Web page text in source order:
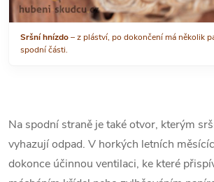
Sršní hnízdo– z pláství, po dokončení má několik
spodní části.
Na spodní straně je také otvor, kterým
vyhazují odpad. V horkých letních
dokonce účinnou ventilaci, ke které